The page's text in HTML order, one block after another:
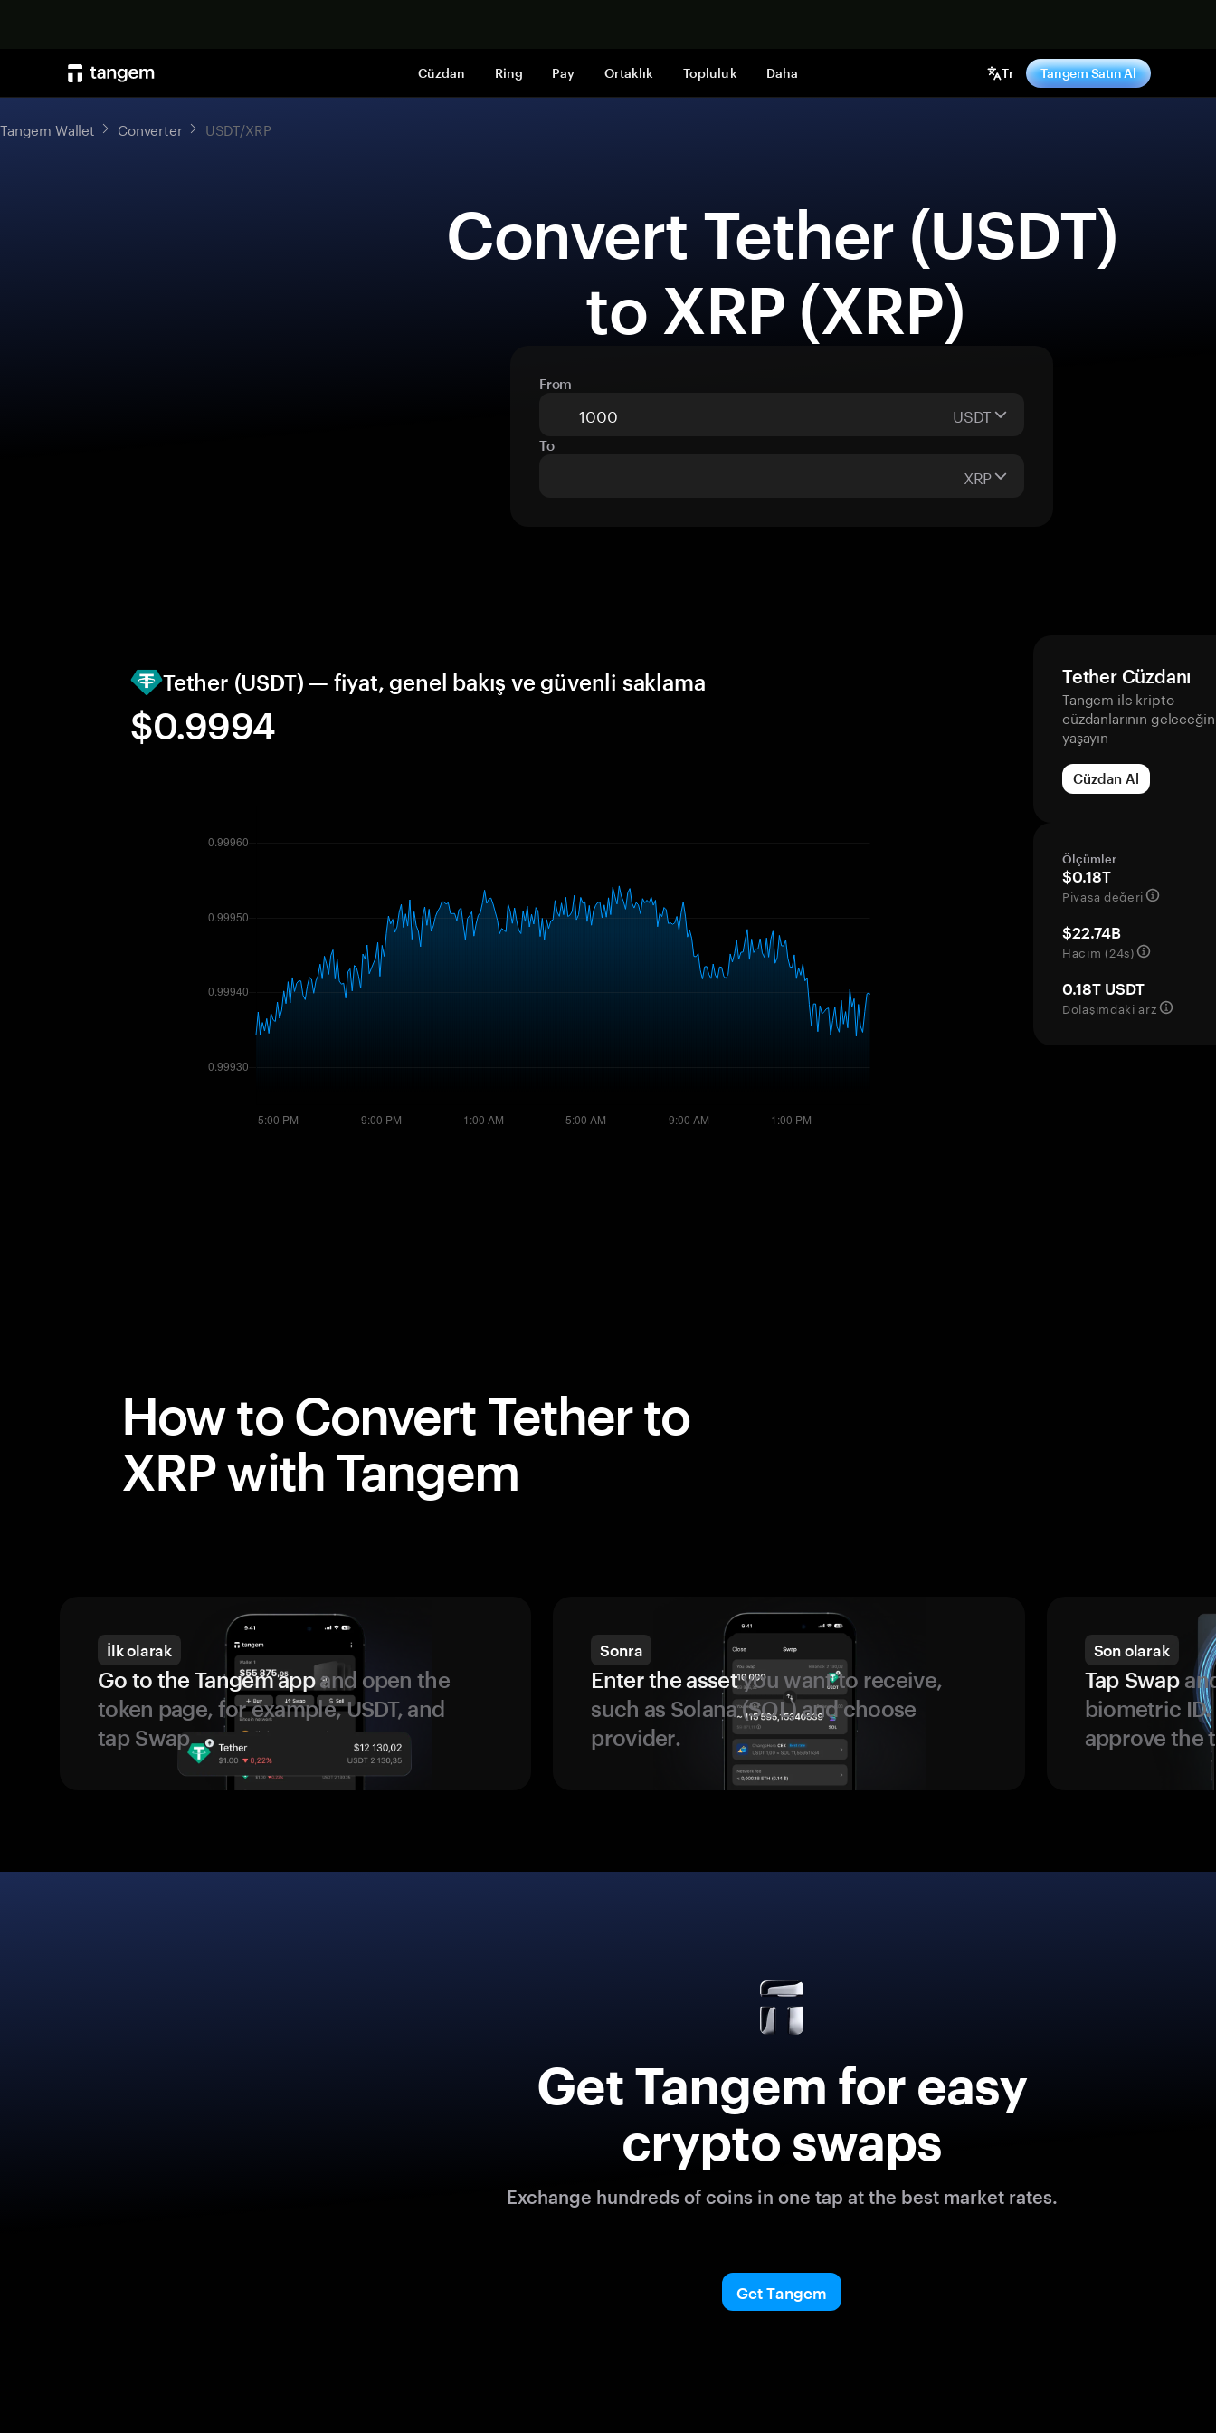
Cüzdan Ring Pay Ortaklık Topluluk Daha Tr Tangem Satın Al
Tangem Wallet Converter USDT/XRP
to XRP (XRP)
From
USDT
To
XRP
Tether (USDT) — fiyat, genel bakış ve güvenli saklama
$0.9994
Tether Cüzdanı
Tangem ile kripto
cüzdanlarının
yaşayın
Cüzdan Al
Ölçümler
$0.18T
Piyasa değeri
$22.74B
Hacim (24s)
0.18T USDT
Dolaşımdaki arz
How to Convert Tether to
XRP with Tangem
İlk olarak
Go to the Tangem appand open the
token page, for example, USDT, and
tap Swap
Sonra
Enter the assetyou want to receive,
such as Solana (SOL) and choose
provider.
Son olarak
Tap Swap
biometric
approve the
Get Tangem for easy
crypto swaps
Exchange hundreds of coins in one tap at the best market rates.
Get Tangem